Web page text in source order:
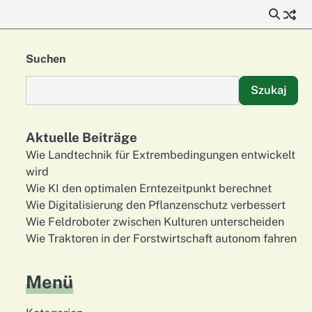
Suchen
Szukaj
Aktuelle Beiträge
Wie Landtechnik für Extrembedingungen entwickelt
wird
Wie KI den optimalen Erntezeitpunkt berechnet
Wie Digitalisierung den Pflanzenschutz verbessert
Wie Feldroboter zwischen Kulturen unterscheiden
Wie Traktoren in der Forstwirtschaft autonom fahren
Menü